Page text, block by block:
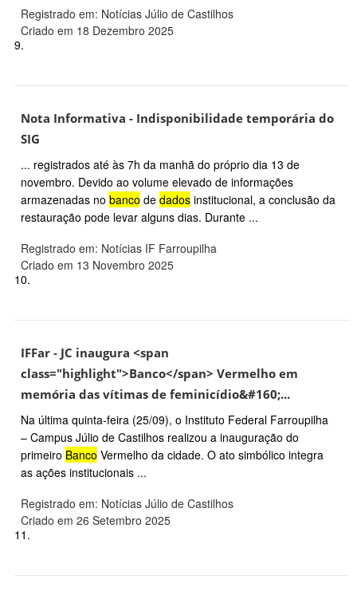
Registrado em: Notícias Júlio de Castilhos
Criado em 18 Dezembro 2025
9.
Nota Informativa - Indisponibilidade temporária do
SIG
... registrados até às 7h da manhã do próprio dia 13 de
novembro. Devido ao volume elevado de informações
armazenadas no banco de dados institucional, a conclusão da
restauração pode levar alguns dias. Durante ...
Registrado em: Notícias IF Farroupilha
Criado em 13 Novembro 2025
10.
IFFar - JC inaugura <span
class="highlight">Banco</span> Vermelho em
memória das vítimas de feminicídio&#160;...
Na última quinta-feira (25/09), o Instituto Federal Farroupilha
– Campus Júlio de Castilhos realizou a inauguração do
primeiro Banco Vermelho da cidade. O ato simbólico integra
as ações institucionais ...
Registrado em: Notícias Júlio de Castilhos
Criado em 26 Setembro 2025
11.